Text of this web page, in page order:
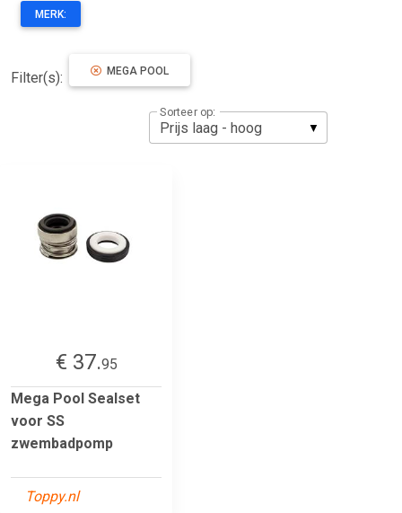
MERK:
Filter(s): MEGA POOL
Sorteer op:
€ 37.95
Mega Pool Sealset
voor SS
zwembadpomp
Toppy.nl